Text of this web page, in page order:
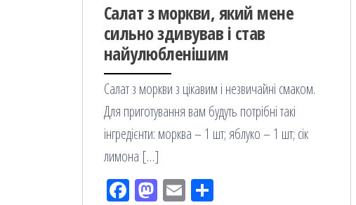
Салат з моркви, який мене
сильно здивував і став
найулюбленішим
Салат з моркви з цікавим і незвичайні смаком.
Для приготування вам будуть потрібні такі
інгредієнти: морква – 1 шт; яблуко – 1 шт; сік
лимона […]
Fac M Em